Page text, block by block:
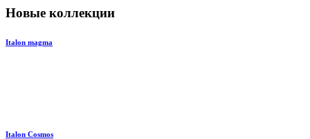
Новые коллекции
Italon magma
Italon Cosmos